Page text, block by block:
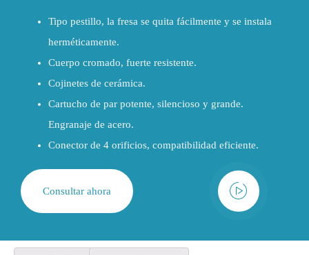
Tipo pestillo, la fresa se quita fácilmente y se instala
herméticamente.
Cuerpo cromado, fuerte resistente.
Cojinetes de cerámica.
Cartucho de par potente, silencioso y grande.
Engranaje de acero.
Conector de 4 orificios, compatibilidad eficiente.
Consultar ahora